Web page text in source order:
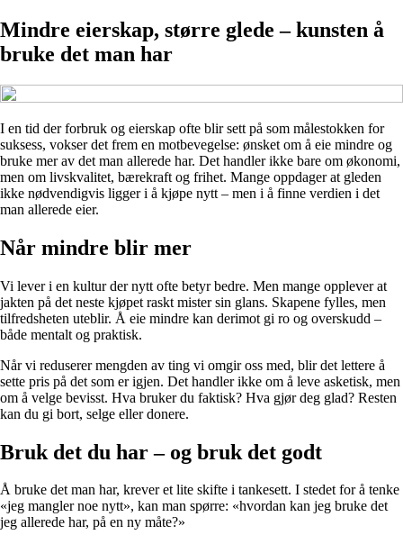
Mindre eierskap, større glede – kunsten å
bruke det man har
I en tid der forbruk og eierskap ofte blir sett på som målestokken for
suksess, vokser det frem en motbevegelse: ønsket om å eie mindre og
bruke mer av det man allerede har. Det handler ikke bare om økonomi,
men om livskvalitet, bærekraft og frihet. Mange oppdager at gleden
ikke nødvendigvis ligger i å kjøpe nytt – men i å finne verdien i det
man allerede eier.
Når mindre blir mer
Vi lever i en kultur der nytt ofte betyr bedre. Men mange opplever at
jakten på det neste kjøpet raskt mister sin glans. Skapene fylles, men
tilfredsheten uteblir. Å eie mindre kan derimot gi ro og overskudd –
både mentalt og praktisk.
Når vi reduserer mengden av ting vi omgir oss med, blir det lettere å
sette pris på det som er igjen. Det handler ikke om å leve asketisk, men
om å velge bevisst. Hva bruker du faktisk? Hva gjør deg glad? Resten
kan du gi bort, selge eller donere.
Bruk det du har – og bruk det godt
Å bruke det man har, krever et lite skifte i tankesett. I stedet for å tenke
«jeg mangler noe nytt», kan man spørre: «hvordan kan jeg bruke det
jeg allerede har, på en ny måte?»